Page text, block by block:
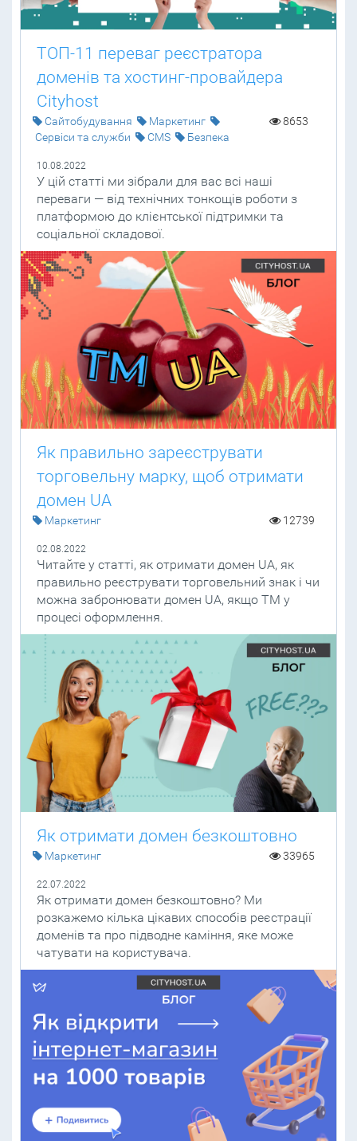
ТОП-11 переваг реєстратора
доменів та хостинг-провайдера
Cityhost
Cайтобудування
Маркетинг
Сервіси та служби
CMS Безпека
8653
10.08.2022
У цій статті ми зібрали для вас всі наші
переваги — від технічних тонкощів роботи з
платформою до клієнтської підтримки та
соціальної складової.
Як правильно зареєструвати
торговельну марку, щоб отримати
домен UA
Маркетинг 12739
02.08.2022
Читайте у статті, як отримати домен UA, як
правильно реєструвати торговельний знак і чи
можна забронювати домен UA, якщо ТМ у
процесі оформлення.
Як отримати домен безкоштовно
Маркетинг 33965
22.07.2022
Як отримати домен безкоштовно? Ми
розкажемо кілька цікавих способів реєстрації
доменів та про підводне каміння, яке може
чатувати на користувача.